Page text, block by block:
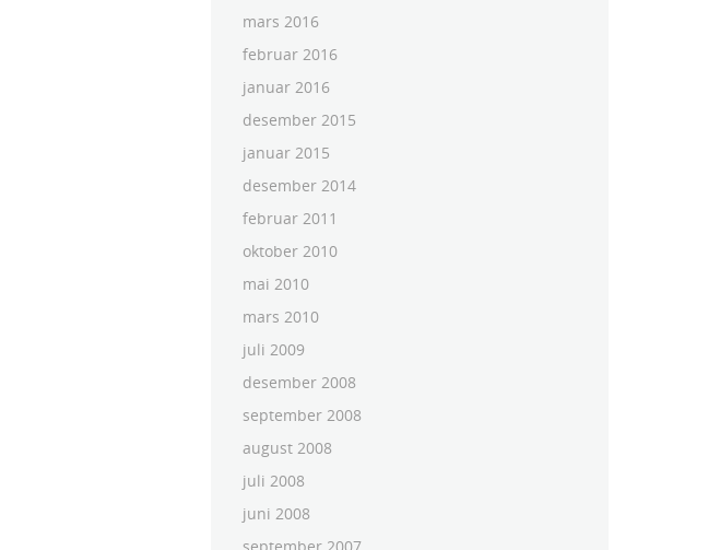
mars 2016
februar 2016
januar 2016
desember 2015
januar 2015
desember 2014
februar 2011
oktober 2010
mai 2010
mars 2010
juli 2009
desember 2008
september 2008
august 2008
juli 2008
juni 2008